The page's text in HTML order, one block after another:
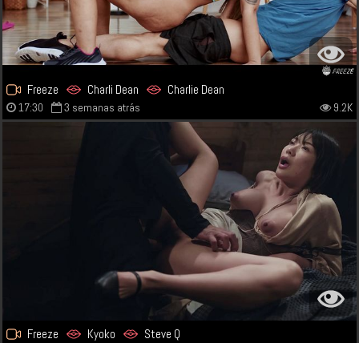
Freeze Charli Dean Charlie Dean
17:30 3 semanas atrás 9.2K
Freeze Kyoko Steve Q